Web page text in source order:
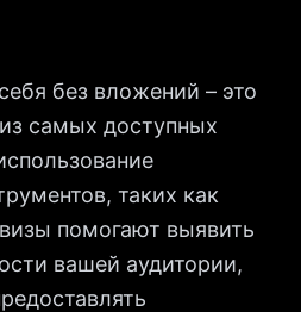
без вложений – это
самых доступных
таких как
помогают выявить
вашей аудитории,